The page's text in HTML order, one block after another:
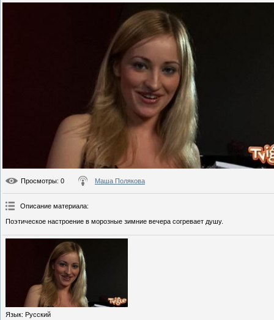
Просмотры: 0 Маша Полякова
Описание материала:
Поэтическое настроение в морозные зимние вечера согревает душу.
Язык: Русский